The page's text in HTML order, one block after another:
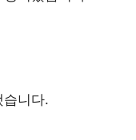
습니다.